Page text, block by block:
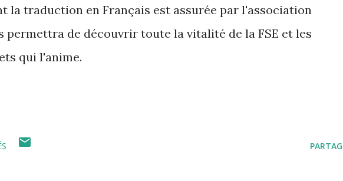
la traduction en Français est assurée par l'association
permettra de découvrir toute la vitalité de la FSE et les
qui l'anime.